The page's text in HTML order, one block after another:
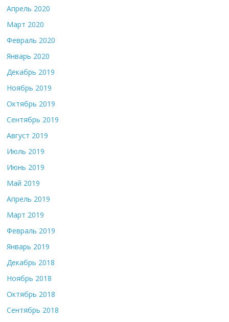
Апрель 2020
Март 2020
Февраль 2020
Январь 2020
Декабрь 2019
Ноябрь 2019
Октябрь 2019
Сентябрь 2019
Август 2019
Июль 2019
Июнь 2019
Май 2019
Апрель 2019
Март 2019
Февраль 2019
Январь 2019
Декабрь 2018
Ноябрь 2018
Октябрь 2018
Сентябрь 2018